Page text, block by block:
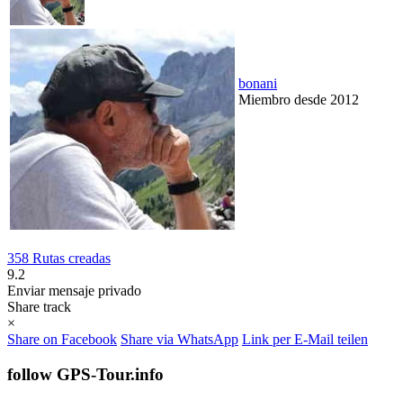
bonani
Miembro desde 2012
358 Rutas creadas
9.2
Enviar mensaje privado
Share track
×
Share on Facebook Share via WhatsApp Link per E-Mail teilen
follow GPS-Tour.info